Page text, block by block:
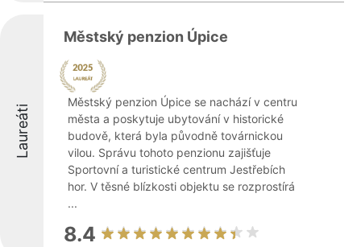
Laureáti
Městský penzion Úpice
Městský penzion Úpice se nachází v centru
města a poskytuje ubytování v historické
budově, která byla původně továrnickou
vilou. Správu tohoto penzionu zajišťuje
Sportovní a turistické centrum Jestřebích
hor. V těsné blízkosti objektu se rozprostírá
...
8.4